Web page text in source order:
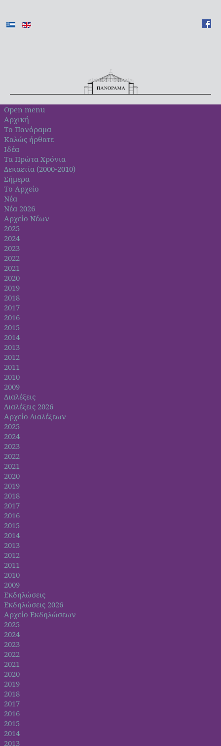
Open menu
Αρχική
Το Πανόραμα
Καλώς ήρθατε
Ιδέα
Τα Πρώτα Χρόνια
Δεκαετία (2000-2010)
Σήμερα
Το Αρχείο
Νέα
Νέα 2026
Αρχείο Νέων
2025
2024
2023
2022
2021
2020
2019
2018
2017
2016
2015
2014
2013
2012
2011
2010
2009
Διαλέξεις
Διαλέξεις 2026
Αρχείο Διαλέξεων
2025
2024
2023
2022
2021
2020
2019
2018
2017
2016
2015
2014
2013
2012
2011
2010
2009
Εκδηλώσεις
Εκδηλώσεις 2026
Αρχείο Εκδηλώσεων
2025
2024
2023
2022
2021
2020
2019
2018
2017
2016
2015
2014
2013